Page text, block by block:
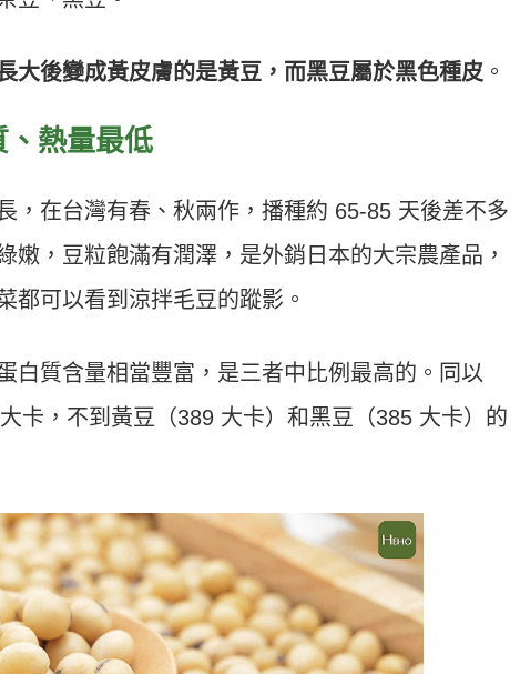
大後變成黃皮膚的是黃豆，而黑豆屬於黑色種皮 。
、熱量最低
，在台灣有春、秋兩作，播種約 65-85 天後差不多
嫩，豆粒飽滿有潤澤，是外銷日本的大宗農產品，
都可以看到涼拌毛豆的蹤影。
白質含量相當豐富，是三者中比例最高的。同以
卡，不到黃豆（389 大卡）和黑豆（385 大卡）的